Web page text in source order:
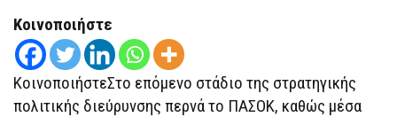
ΠΑΣΟΚ
–
ΕΚΔΉΛΩΣΗ
ΣΤΗ
ΘΕΣΣΑΛΟΝΊΚΗ
Κοινοποιήστε
ΚοινοποιήστεΣτο επόμενο στάδιο της στρατηγικής
πολιτικής διεύρυνσης περνά το ΠΑΣΟΚ, καθώς μέσα